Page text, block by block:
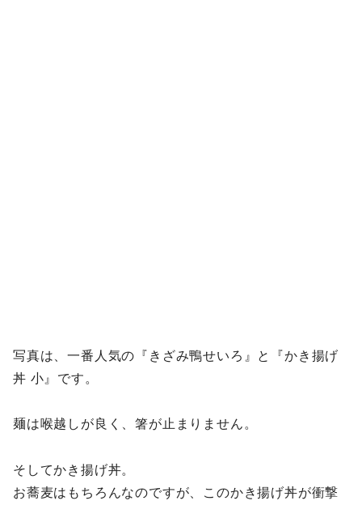
写真は、一番人気の『きざみ鴨せいろ』と『かき揚げ
丼 小』です。
麺は喉越しが良く、箸が止まりません。
そしてかき揚げ丼。
お蕎麦はもちろんなのですが、このかき揚げ丼が衝撃